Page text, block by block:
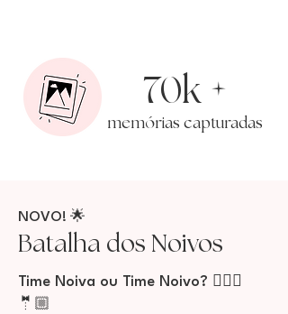
70k +
memórias capturadas
NOVO! ​🌟​​
Batalha dos Noivos
Time Noiva ou Time Noivo? 👰🏻‍♀️
🤵🏼